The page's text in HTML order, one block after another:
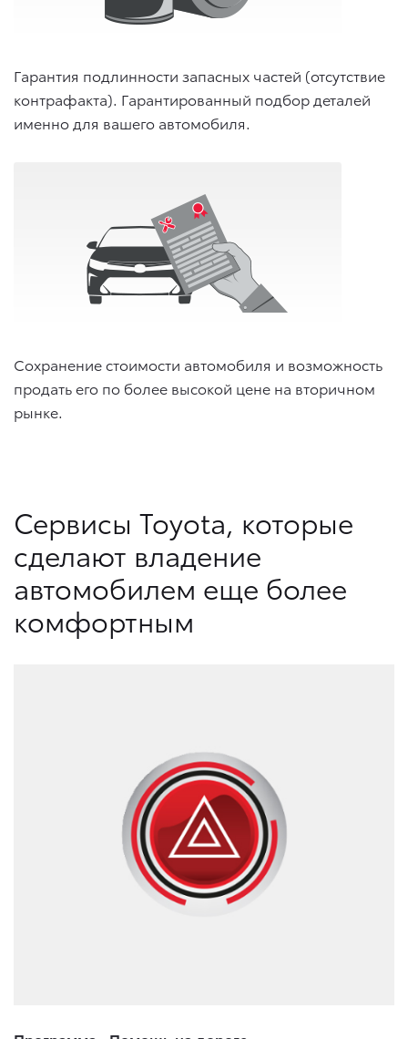
Гарантия подлинности запасных частей (отсутствие
контрафакта). Гарантированный подбор деталей
именно для вашего автомобиля.
Сохранение стоимости автомобиля и возможность
продать его по более высокой цене на вторичном
рынке.
Сервисы Toyota, которые
сделают владение
автомобилем еще более
комфортным